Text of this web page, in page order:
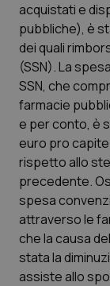
Studi e
Lettere al
Edizioni
QS Pro
Abruzzo
Basilicata
QS Pro
Artrite &
QS Club
acquistati e
pubbliche), è
dei quali
(SSN). La
SSN, che
farmacie
e per conto, è
euro pro capite
rispetto allo
precedente.
spesa
attraverso le
che la causa
stata la
assiste allo